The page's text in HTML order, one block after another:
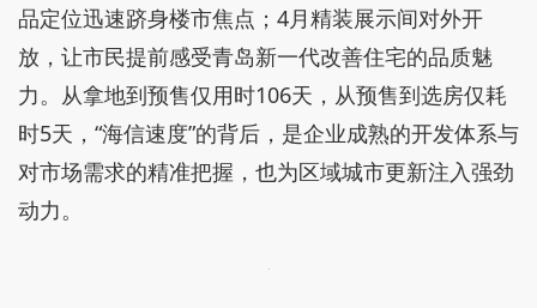
品定位迅速跻身楼市焦点；4月精装展示间对外开
放，让市民提前感受青岛新一代改善住宅的品质魅
力。从拿地到预售仅用时106天，从预售到选房仅耗
时5天，“海信速度”的背后，是企业成熟的开发体系与
对市场需求的精准把握，也为区域城市更新注入强劲
动力。